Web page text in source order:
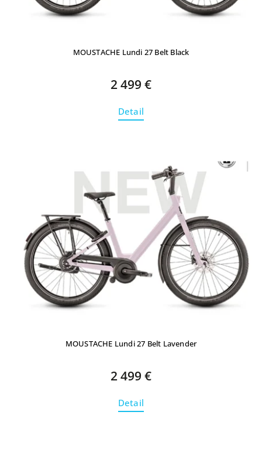
MOUSTACHE Lundi 27 Belt Black
2 499 €
Detail
MOUSTACHE Lundi 27 Belt Lavender
2 499 €
Detail